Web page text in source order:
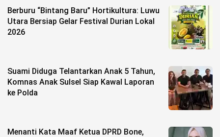
Berburu “Bintang Baru” Hortikultura: Luwu
Utara Bersiap Gelar Festival Durian Lokal
2026
Suami Diduga Telantarkan Anak 5 Tahun,
Komnas Anak Sulsel Siap Kawal Laporan
ke Polda
Menanti Kata Maaf Ketua DPRD Bone,